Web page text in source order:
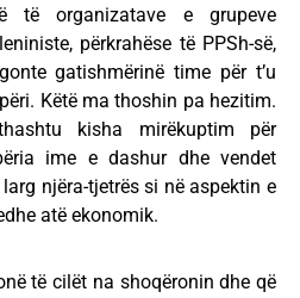
të organizatave e grupeve
përkrahëse të PPSh-së,
gatishmërinë time për t’u
Këtë ma thoshin pa hezitim.
kisha mirëkuptim për
ime e dashur dhe vendet
njëra-tjetrës si në aspektin e
atë ekonomik.
të cilët na shoqëronin dhe që